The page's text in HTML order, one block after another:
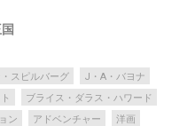
スピルバーグ
J・A・バヨナ
ブライス・ダラス・ハワード
ン アドベンチャー 洋画